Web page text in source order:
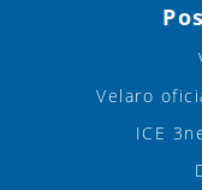
Velaro
ICE